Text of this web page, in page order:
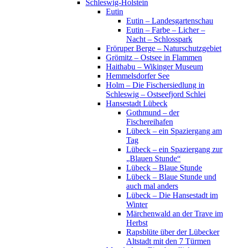
Schleswig-Holstein
Eutin
Eutin – Landesgartenschau
Eutin – Farbe – Licher –
Nacht – Schlosspark
Fröruper Berge – Naturschutzgebiet
Grömitz – Ostsee in Flammen
Haithabu – Wikinger Museum
Hemmelsdorfer See
Holm – Die Fischersiedlung in
Schleswig – Ostseefjord Schlei
Hansestadt Lübeck
Gothmund – der
Fischereihafen
Lübeck – ein Spaziergang am
Tag
Lübeck – ein Spaziergang zur
„Blauen Stunde“
Lübeck – Blaue Stunde
Lübeck – Blaue Stunde und
auch mal anders
Lübeck – Die Hansestadt im
Winter
Märchenwald an der Trave im
Herbst
Rapsblüte über der Lübecker
Altstadt mit den 7 Türmen